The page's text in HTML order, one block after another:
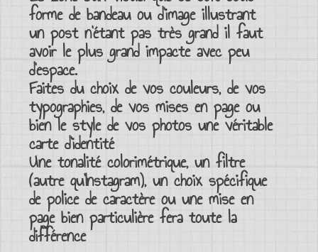
forme debandeauou d’image illustrant
un post n’étant pas très grand il faut
avoir le plus grand impacte avec peu
d’espace.
Faites du choix de voscouleurs, de vos
typographies, de vosmises en pageou
bien lestyle de vos photos une véritable
carte d’identité
Unetonalité colorimétrique, unfiltre
(autre qu’Instagram), un choix spécifique
depolice de caractèreou une mise en
page bien particulière fera toute la
différence